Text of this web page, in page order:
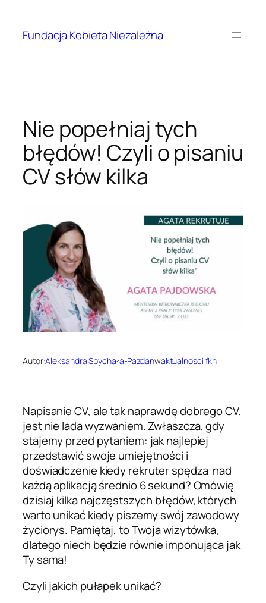
treściFundacja Kobieta Niezależna
Nie popełniaj tych
błędów! Czyli o pisaniu
CV słów kilka
Autor:Aleksandra Spychała-Pazdanwaktualnosci fkn
Napisanie CV, ale tak naprawdę dobrego CV,
jest nie lada wyzwaniem. Zwłaszcza, gdy
stajemy przed pytaniem: jak najlepiej
przedstawić swoje umiejętności i
doświadczenie kiedy rekruter spędza nad
każdą aplikacją średnio 6 sekund? Omówię
dzisiaj kilka najczęstszych błędów, których
warto unikać kiedy piszemy swój zawodowy
życiorys. Pamiętaj, to Twoja wizytówka,
dlatego niech będzie równie imponująca jak
Ty sama!
Czyli jakich pułapek unikać?